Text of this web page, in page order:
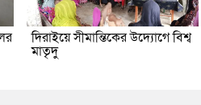
দিরাইয়ে সীমান্তিকের উদ্যোগে বিশ্ব
মাতৃদু